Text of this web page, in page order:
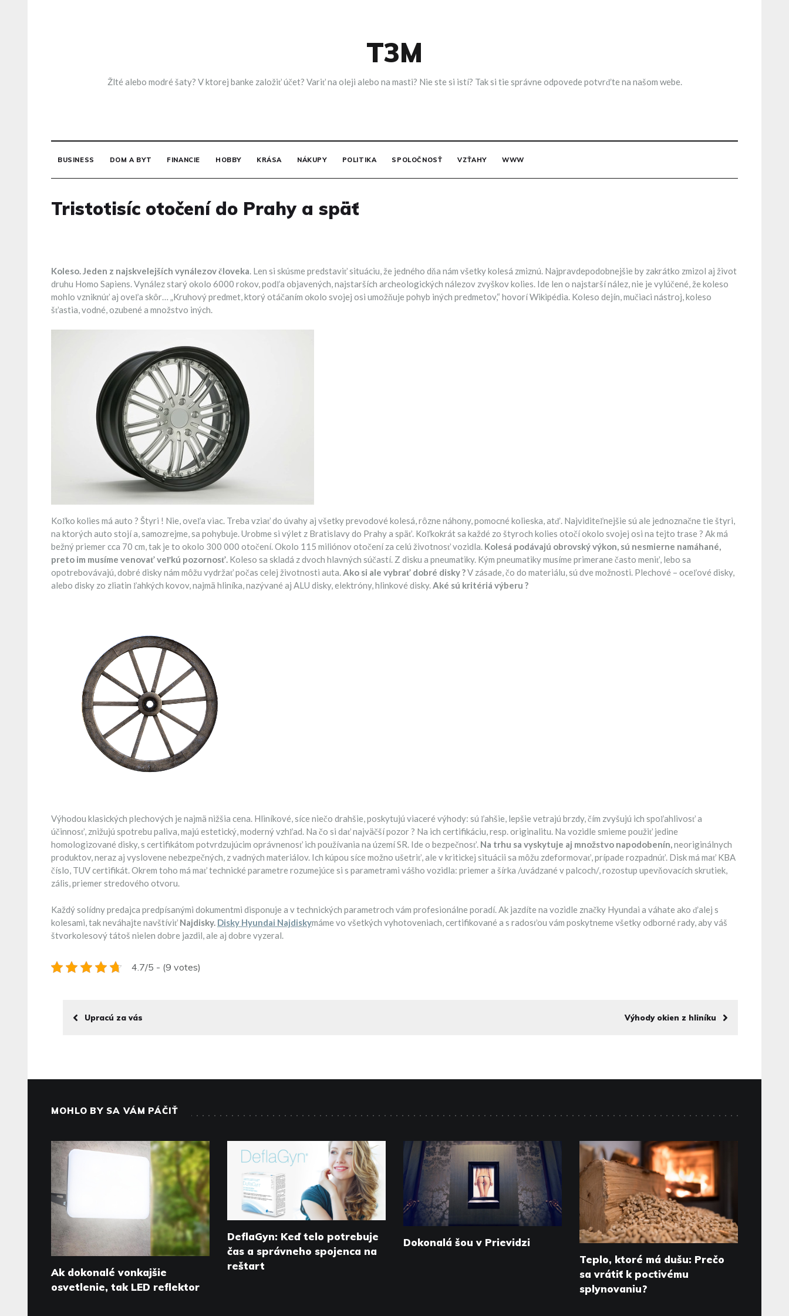
T3M
Žlté alebo modré šaty? V ktorej banke založiť účet? Variť na oleji alebo na masti? Nie ste si istí? Tak si tie správne odpovede potvrďte na našom webe.
BUSINESS DOM A BYT FINANCIE HOBBY KRÁSA NÁKUPY POLITIKA SPOLOČNOSŤ VZŤAHY WWW
Tristotisíc otočení do Prahy a späť
Koleso. Jeden z najskvelejších vynálezov človeka. Len si skúsme predstaviť situáciu, že jedného dňa nám všetky kolesá zmiznú. Najpravdepodobnejšie by zakrátko zmizol aj život
druhu Homo Sapiens. Vynález starý okolo 6000 rokov, podľa objavených, najstarších archeologických nálezov zvyškov kolies. Ide len o najstarší nález, nie je vylúčené, že koleso
mohlo vzniknúť aj oveľa skôr… „Kruhový predmet, ktorý otáčaním okolo svojej osi umožňuje pohyb iných predmetov,“ hovorí Wikipédia. Koleso dejín, mučiaci nástroj, koleso
šťastia, vodné, ozubené a množstvo iných.
Koľko kolies má auto ? Štyri ! Nie, oveľa viac. Treba vziať do úvahy aj všetky prevodové kolesá, rôzne náhony, pomocné kolieska, atď. Najviditeľnejšie sú ale jednoznačne tie štyri,
na ktorých auto stojí a, samozrejme, sa pohybuje. Urobme si výlet z Bratislavy do Prahy a späť. Koľkokrát sa každé zo štyroch kolies otočí okolo svojej osi na tejto trase ? Ak má
bežný priemer cca 70 cm, tak je to okolo 300 000 otočení. Okolo 115 miliónov otočení za celú životnosť vozidla. Kolesá podávajú obrovský výkon, sú nesmierne namáhané,
preto im musíme venovať veľkú pozornosť. Koleso sa skladá z dvoch hlavných súčastí. Z disku a pneumatiky. Kým pneumatiky musíme primerane často meniť, lebo sa
opotrebovávajú, dobré disky nám môžu vydržať počas celej životnosti auta.Ako si ale vybrať dobré disky ?V zásade, čo do materiálu, sú dve možnosti. Plechové – oceľové disky,
alebo disky zo zliatin ľahkých kovov, najmä hliníka, nazývané aj ALU disky, elektróny, hlinkové disky.Aké sú kritériá výberu ?
Výhodou klasických plechových je najmä nižšia cena. Hliníkové, síce niečo drahšie, poskytujú viaceré výhody: sú ľahšie, lepšie vetrajú brzdy, čím zvyšujú ich spoľahlivosť a
účinnosť, znižujú spotrebu paliva, majú estetický, moderný vzhľad. Na čo si dať najväčší pozor ? Na ich certifikáciu, resp. originalitu. Na vozidle smieme použiť jedine
homologizované disky, s certifikátom potvrdzujúcim oprávnenosť ich používania na území SR. Ide o bezpečnosť. Na trhu sa vyskytuje aj množstvo napodobenín,neoriginálnych
produktov, neraz aj vyslovene nebezpečných, z vadných materiálov. Ich kúpou síce možno ušetriť, ale v kritickej situácii sa môžu zdeformovať, prípade rozpadnúť. Disk má mať KBA
číslo, TUV certifikát. Okrem toho má mať technické parametre rozumejúce si s parametrami vášho vozidla: priemer a šírka /uvádzané v palcoch/, rozostup upevňovacích skrutiek,
zális, priemer stredového otvoru.
Každý solídny predajca predpísanými dokumentmi disponuje a v technických parametroch vám profesionálne poradí. Ak jazdíte na vozidle značky Hyundai a váhate ako ďalej s
kolesami, tak neváhajte navštíviť Najdisky. Disky Hyundai Najdiskymáme vo všetkých vyhotoveniach, certifikované a s radosťou vám poskytneme všetky odborné rady, aby váš
štvorkolesový tátoš nielen dobre jazdil, ale aj dobre vyzeral.
4.7/5 - (9 votes)
Upracú za vás Výhody okien z hliníku
MOHLO BY SA VÁM PÁČIŤ
Ak dokonalé vonkajšie
osvetlenie, tak LED reflektor
DeflaGyn: Keď telo potrebuje
čas a správneho spojenca na
reštart
Dokonalá šou v Prievidzi
Teplo, ktoré má dušu: Prečo
sa vrátiť k poctivému
splynovaniu?